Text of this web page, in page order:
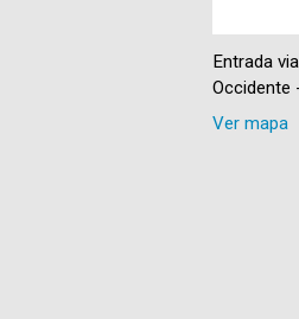
Entrada
Occidente
Ver mapa